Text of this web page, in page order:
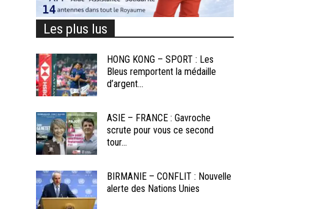
Les plus lus
HONG KONG – SPORT : Les
Bleus remportent la médaille
d’argent...
ASIE – FRANCE : Gavroche
scrute pour vous ce second
tour...
BIRMANIE – CONFLIT : Nouvelle
alerte des Nations Unies